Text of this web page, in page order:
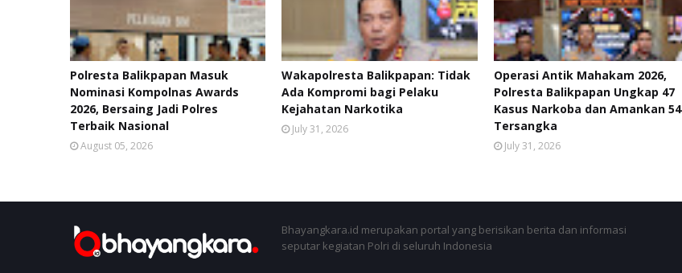
Polresta Balikpapan Masuk
Nominasi Kompolnas Awards
2026, Bersaing Jadi Polres
Terbaik Nasional
August 05, 2026
Wakapolresta Balikpapan: Tidak
Ada Kompromi bagi Pelaku
Kejahatan Narkotika
July 31, 2026
Operasi Antik Mahakam 2026,
Polresta Balikpapan Ungkap 47
Kasus Narkoba dan Amankan 54
Tersangka
July 31, 2026
Bhayangkara.id merupakan portal yang berisikan berita dan informasi
seputar kegiatan Polri di seluruh Indonesia